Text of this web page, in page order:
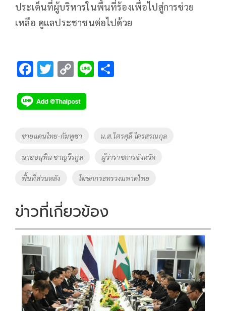
ประเด็นที่ผู้บริหารในพื้นที่ร้องเพื่อไปสู่การช่วย
เหลือ ดูแลประชาชนต่อไปด้วย
F
e
b
o
k
T
tt
er
C
p
y
Li
k
Li
Tags
ชายแดนไทย-กัมพูชา น.ส.ไตรศุลี ไตรสรณกุล
นายอนุทิน ชาญวีรกูล ผู้ว่าราชการจังหวัด
พื้นที่ส่วนหลัง โฆษกกระทรวงมหาดไทย
ข่าวที่เกี่ยวข้อง